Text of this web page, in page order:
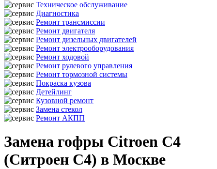
Техническое обслуживание
Диагностика
Ремонт трансмиссии
Ремонт двигателя
Ремонт дизельных двигателей
Ремонт электрооборудования
Ремонт ходовой
Ремонт рулевого управления
Ремонт тормозной системы
Покраска кузова
Детейлинг
Кузовной ремонт
Замена стекол
Ремонт АКПП
Замена гофры Citroen C4
(Ситроен С4) в Москве